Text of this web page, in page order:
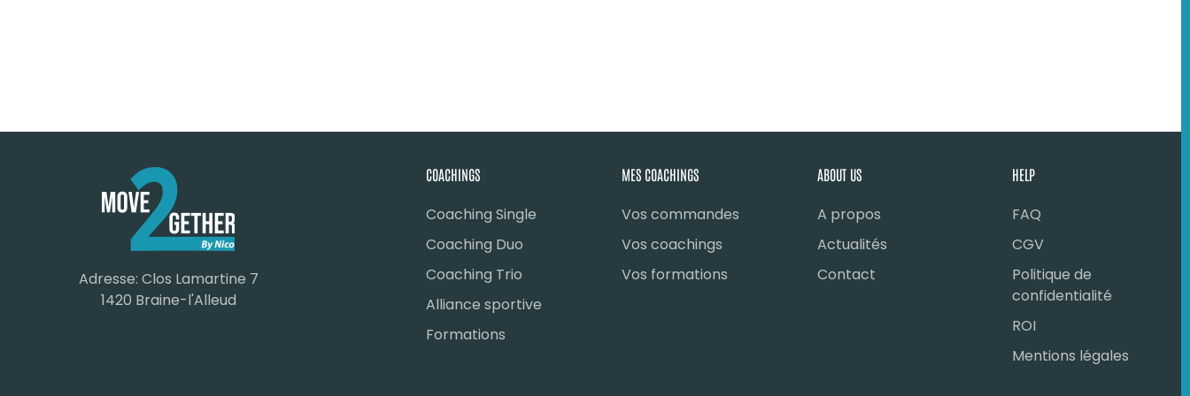
Adresse: Clos Lamartine 7
1420 Braine-l'Alleud
COACHINGS
Coaching Single
Coaching Duo
Coaching Trio
Alliance sportive
Formations
MES COACHINGS
Vos commandes
Vos coachings
Vos formations
ABOUT US
A propos
Actualités
Contact
HELP
FAQ
CGV
Politique de
confidentialité
ROI
Mentions légales